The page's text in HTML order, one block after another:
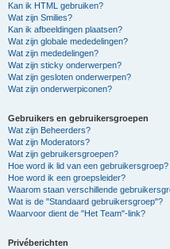
Kan ik HTML gebruiken?
Wat zijn Smilies?
Kan ik afbeeldingen plaatsen?
Wat zijn globale mededelingen?
Wat zijn mededelingen?
Wat zijn sticky onderwerpen?
Wat zijn gesloten onderwerpen?
Wat zijn onderwerpiconen?
Gebruikers en gebruikersgroepen
Wat zijn Beheerders?
Wat zijn Moderators?
Wat zijn gebruikersgroepen?
Hoe word ik lid van een gebruikersgroep?
Hoe word ik een groepsleider?
Waarom staan verschillende
Wat is de "Standaard gebruikersgroep"?
Waarvoor dient de "Het Team"-link?
Privéberichten